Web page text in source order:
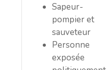
Sapeur-
pompier et
sauveteur
Personne
exposée